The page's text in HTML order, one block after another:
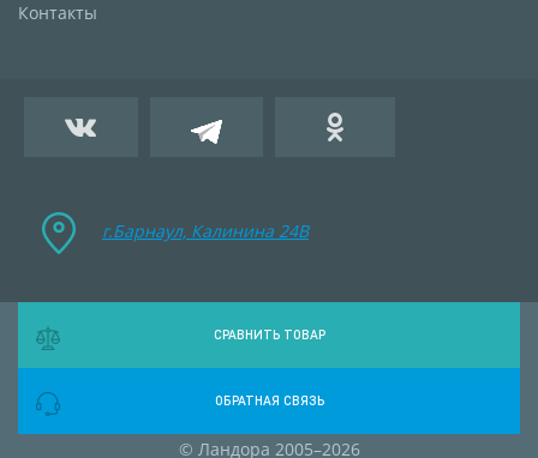
Контакты
г.Барнаул, Калинина 24B
© Ландора 2005–2026
СРАВНИТЬ ТОВАР
ОБРАТНАЯ СВЯЗЬ